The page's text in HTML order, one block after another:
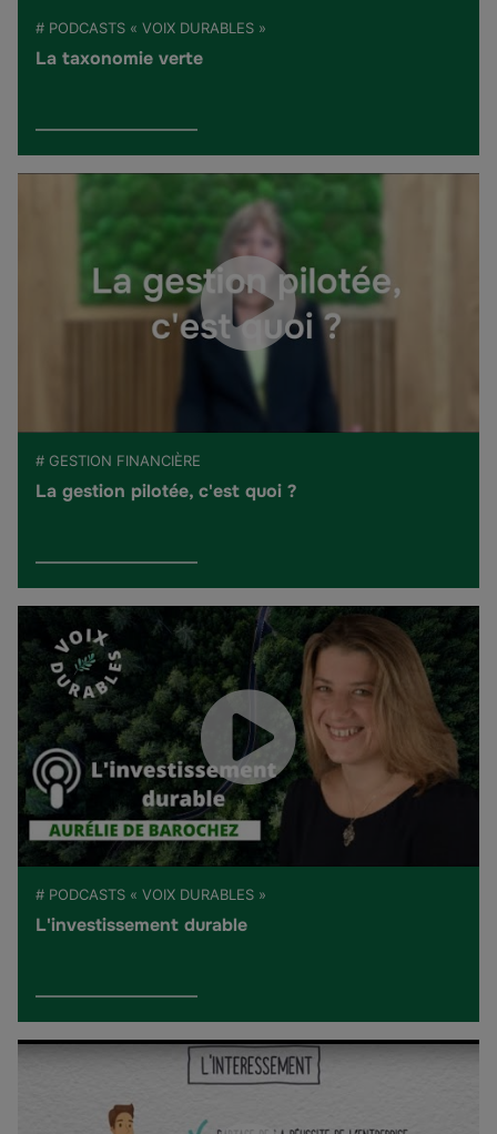
# PODCASTS « VOIX DURABLES »
La taxonomie verte
# GESTION FINANCIÈRE
La gestion pilotée, c'est quoi ?
# PODCASTS « VOIX DURABLES »
L'investissement durable